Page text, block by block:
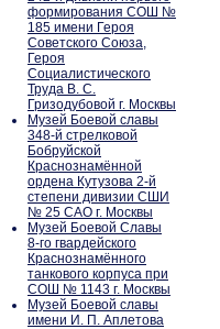
формирования СОШ №
185 имени Героя
Советского Союза,
Героя
Социалистического
Труда В. С.
Гризодубовой г. Москвы
Музей Боевой славы
348-й стрелковой
Бобруйской
Краснознамённой
ордена Кутузова 2-й
степени дивизии СШИ
№ 25 САО г. Москвы
Музей Боевой Славы
8-го гвардейского
Краснознамённого
танкового корпуса при
СОШ № 1143 г. Москвы
Музей Боевой славы
имени И. П. Аплетова